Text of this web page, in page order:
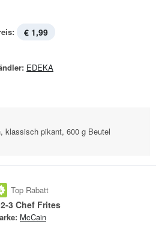
€ 1,99
EDEKA
klassisch pikant, 600 g Beutel
Top Rabatt
3 Chef Frites
McCain